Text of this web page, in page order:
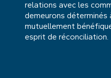
relations avec les
demeurons
mutuellement
esprit de réconciliation.